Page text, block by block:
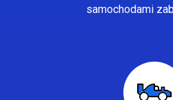
samochodami